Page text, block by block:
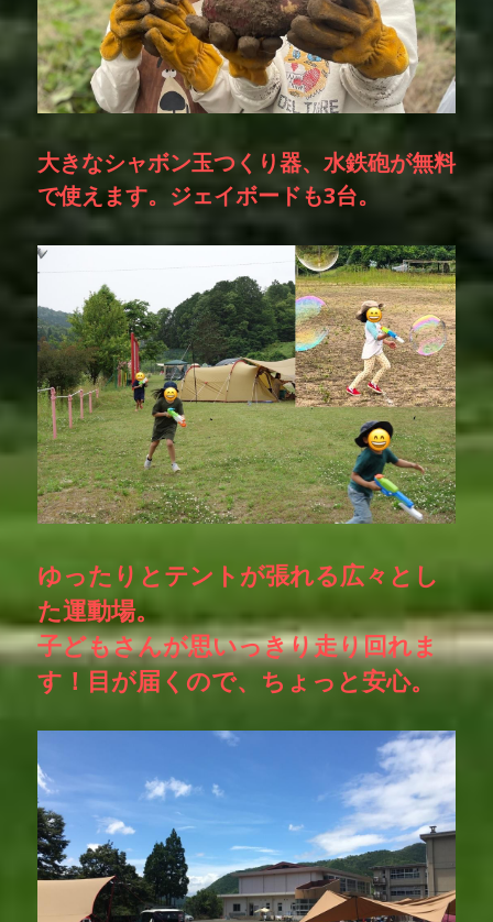
大きなシャボン玉つくり器、水鉄砲が無料
で使えます。ジェイボードも3台。
ゆったりとテントが張れる広々とし
た運動場。
子どもさんが思いっきり走り回れま
す！目が届くので、ちょっと安心。